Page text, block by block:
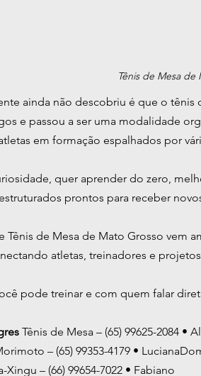
Tênis de Mesa de
ainda não descobriu é que o
e passou a ser uma modalidade
em formação espalhados por
quer aprender do zero,
prontos para receber
Tênis de Mesa de Mato Grosso vem
atletas, treinadores e
pode treinar e com quem falar
Tênis de Mesa – (65) 99625-2084 •
– (65) 99353-4179 •
Xingu – (66) 99654-7022 • Fabiano